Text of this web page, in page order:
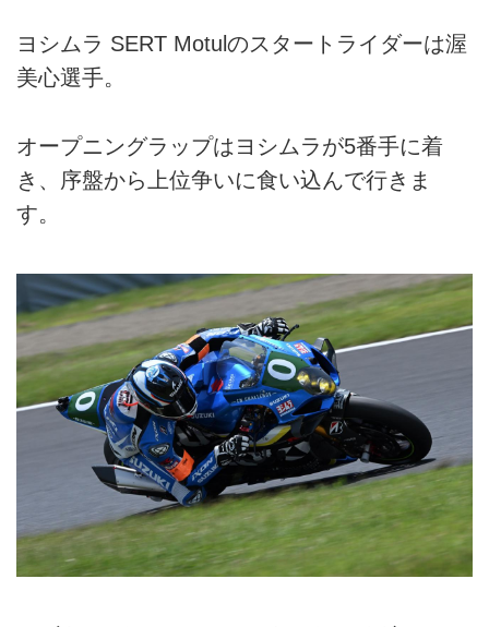
ヨシムラ SERT Motulのスタートライダーは渥
美心選手。
オープニングラップはヨシムラが5番手に着
き、序盤から上位争いに食い込んで行きま
す。